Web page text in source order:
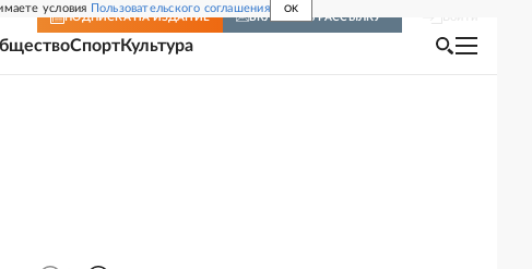
условия Пользовательского соглашения OK
ПОДПИСКА НА ИЗДАНИЕ ВКЛЮЧИТЬ РАССЫЛКУ
СпортКультура